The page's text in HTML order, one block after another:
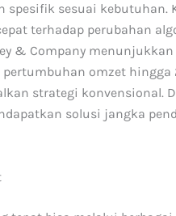
spesifik sesuai kebutuhan.
terhadap perubahan
& Company menunjukkan
omzet hingga
strategi konvensional.
solusi jangka